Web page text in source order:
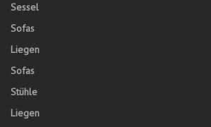
Sessel
Sofas
Liegen
Sofas
Stühle
Liegen